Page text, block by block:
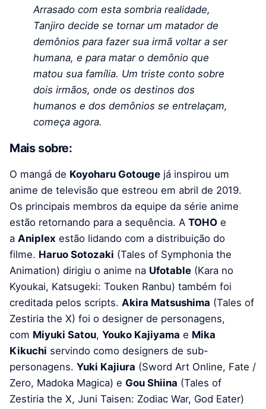
Arrasado com esta sombria realidade,
Tanjiro decide se tornar um matador de
demônios para fazer sua irmã voltar a ser
humana, e para matar o demônio que
matou sua família. Um triste conto sobre
dois irmãos, onde os destinos dos
humanos e dos demônios se entrelaçam,
começa agora.
Mais sobre:
O mangá de Koyoharu Gotouge já inspirou um
anime de televisão que estreou em abril de 2019.
Os principais membros da equipe da série anime
estão retornando para a sequência. A TOHO e
a Aniplex estão lidando com a distribuição do
filme. Haruo Sotozaki (Tales of Symphonia the
Animation) dirigiu o anime na Ufotable (Kara no
Kyoukai, Katsugeki: Touken Ranbu) também foi
creditada pelos scripts. Akira Matsushima (Tales of
Zestiria the X) foi o designer de personagens,
com Miyuki Satou, Youko Kajiyama e Mika
Kikuchi servindo como designers de sub-
personagens. Yuki Kajiura (Sword Art Online, Fate /
Zero, Madoka Magica) e Gou Shiina (Tales of
Zestiria the X, Juni Taisen: Zodiac War, God Eater)